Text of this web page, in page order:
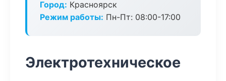
Город: Красноярск
Режим работы: Пн-Пт: 08:00-17:00
Электротехническое